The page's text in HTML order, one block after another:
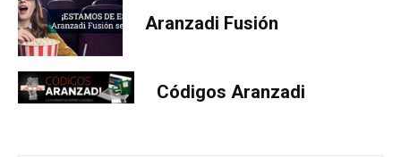
Aranzadi Fusión
Códigos Aranzadi